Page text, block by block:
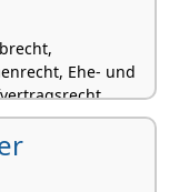
Ehe- und